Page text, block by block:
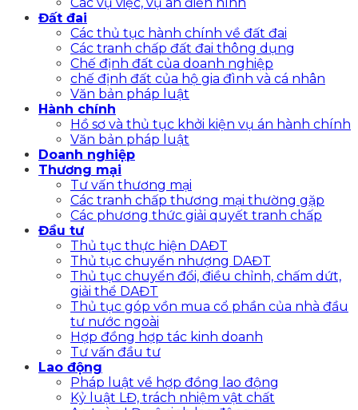
Đất đai
Các thủ tục hành chính về đất đai
Các tranh chấp đất đai thông dụng
Chế định đất của doanh nghiệp
chế định đất của hộ gia đình và cá nhân
Văn bản pháp luật
Hành chính
Hồ sơ và thủ tục khởi kiện vụ án hành chính
Văn bản pháp luật
Doanh nghiệp
Thương mại
Tư vấn thương mại
Các tranh chấp thương mại thường gặp
Các phương thức giải quyết tranh chấp
Đầu tư
Thủ tục thực hiện DAĐT
Thủ tục chuyển nhượng DAĐT
Thủ tục chuyển đổi, điều chỉnh, chấm dứt,
giải thể DAĐT
Thủ tục góp vồn mua cổ phần của nhà đầu
tư nước ngoài
Hợp đồng hợp tác kinh doanh
Tư vấn đầu tư
Lao động
Pháp luật về hợp đồng lao động
Kỷ luật LĐ, trách nhiệm vật chất